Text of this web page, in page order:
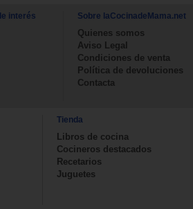
interés Sobre laCocinadeMama.net
Quienes somos
Aviso Legal
Condiciones de venta
Política de devoluciones
Contacta
Tienda
Libros de cocina
Cocineros destacados
Recetarios
Juguetes